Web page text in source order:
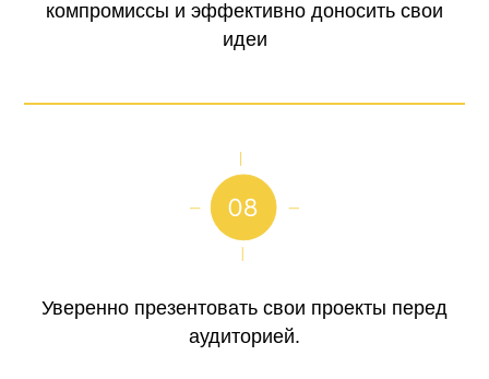
компромиссы и эффективно доносить свои
идеи
Уверенно презентовать свои проекты перед
аудиторией.